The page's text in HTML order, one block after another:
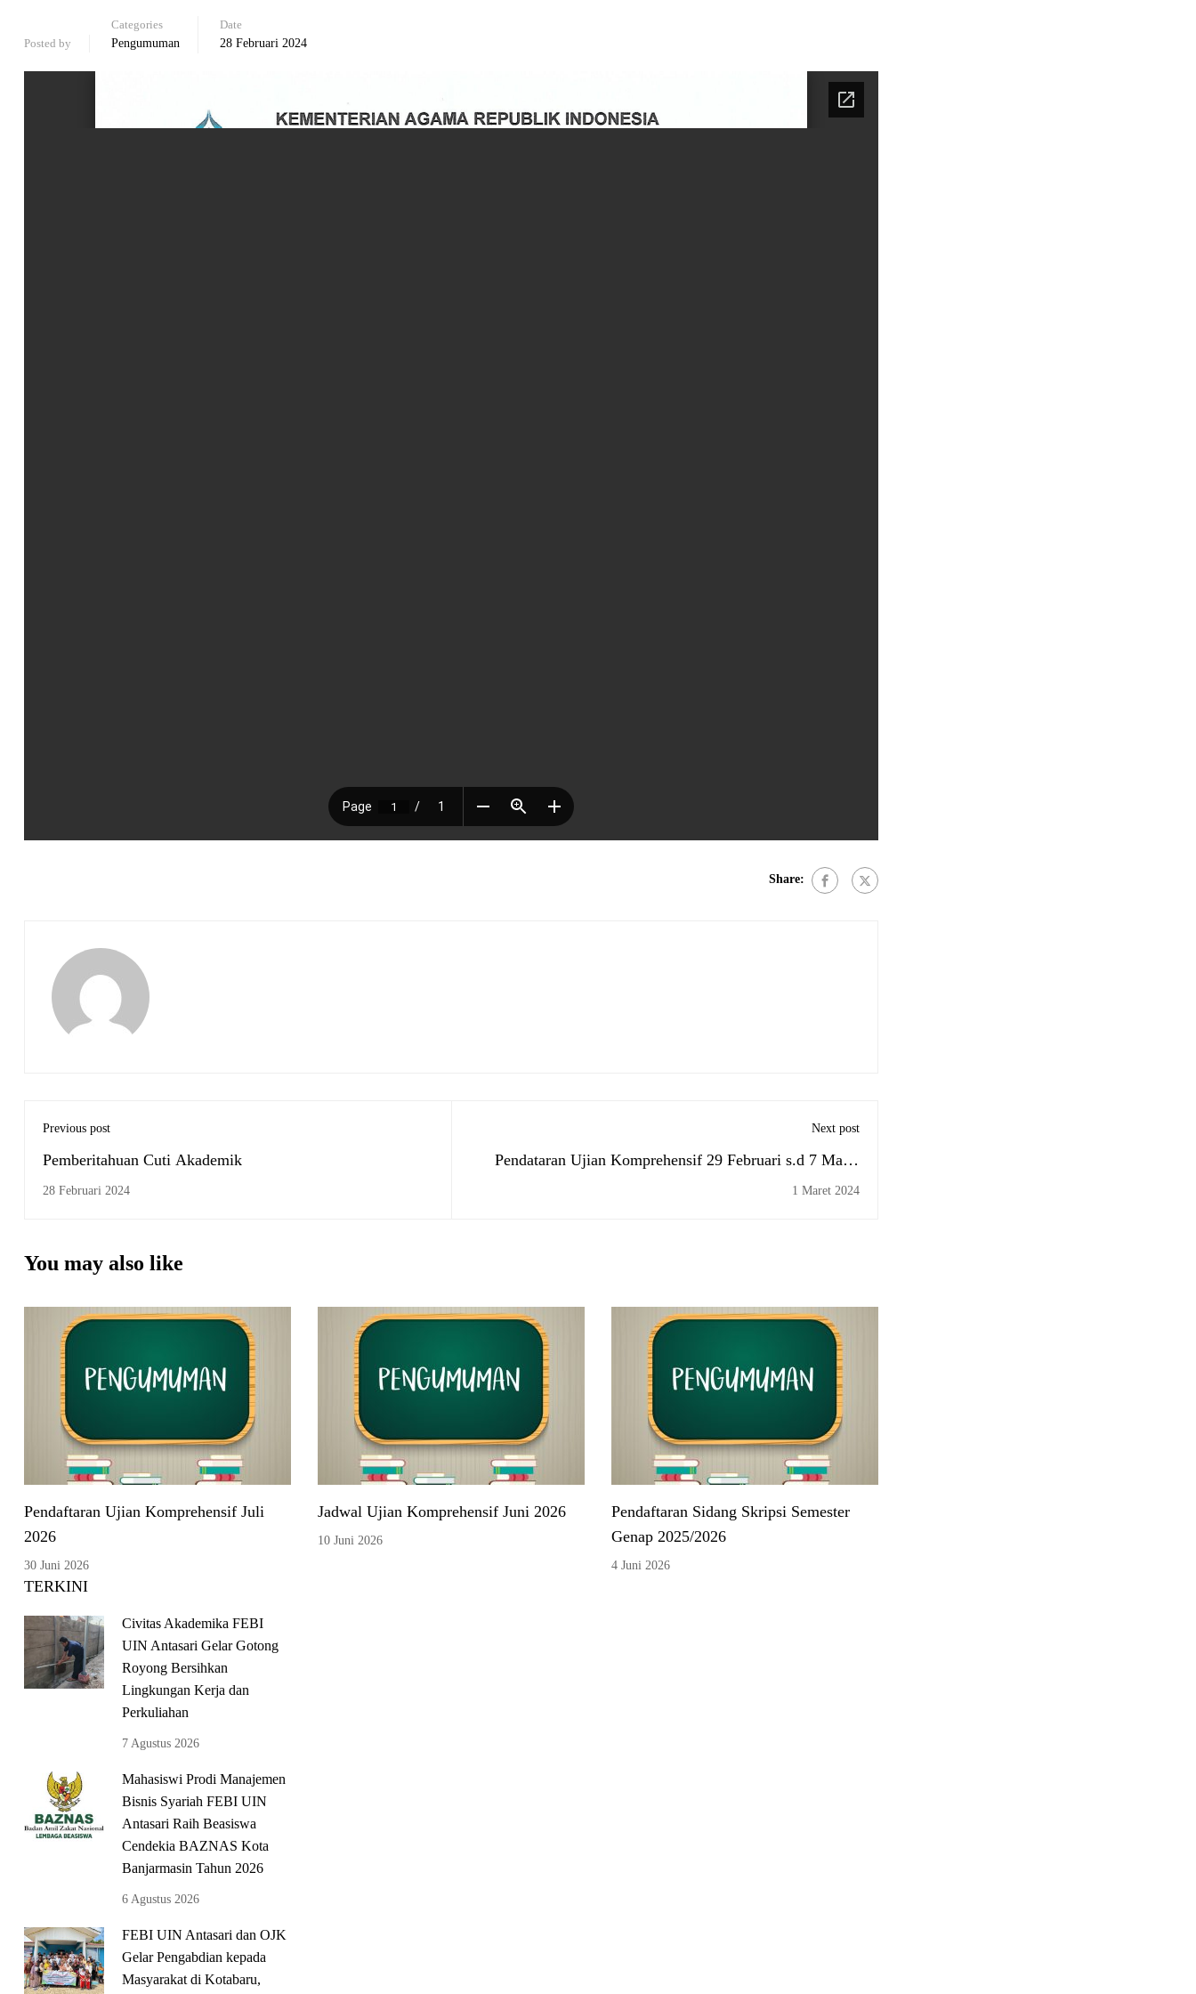
Posted by
Categories
Pengumuman
Date
28 Februari 2024
Share:
Previous post
Pemberitahuan Cuti Akademik
28 Februari 2024
Next post
Pendataran Ujian Komprehensif 29 Februari s.d 7 Maret
2024
1 Maret 2024
You may also like
Pendaftaran Ujian Komprehensif Juli
2026
30 Juni 2026
Jadwal Ujian Komprehensif Juni 2026
10 Juni 2026
Pendaftaran Sidang Skripsi Semester
Genap 2025/2026
4 Juni 2026
TERKINI
Civitas Akademika FEBI
UIN Antasari Gelar Gotong
Royong Bersihkan
Lingkungan Kerja dan
Perkuliahan
7 Agustus 2026
Mahasiswi Prodi Manajemen
Bisnis Syariah FEBI UIN
Antasari Raih Beasiswa
Cendekia BAZNAS Kota
Banjarmasin Tahun 2026
6 Agustus 2026
FEBI UIN Antasari dan OJK
Gelar Pengabdian kepada
Masyarakat di Kotabaru,